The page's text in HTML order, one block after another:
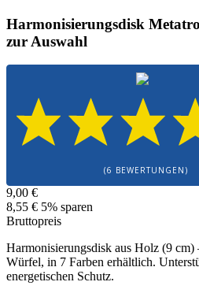
Harmonisierungsdisk
zur Auswahl
(6 BEWERTUNGEN)
9,00 €
8,55 € 5% sparen
Bruttopreis
Harmonisierungsdisk aus Holz (9
Würfel, in 7 Farben erhältlich.
energetischen Schutz.